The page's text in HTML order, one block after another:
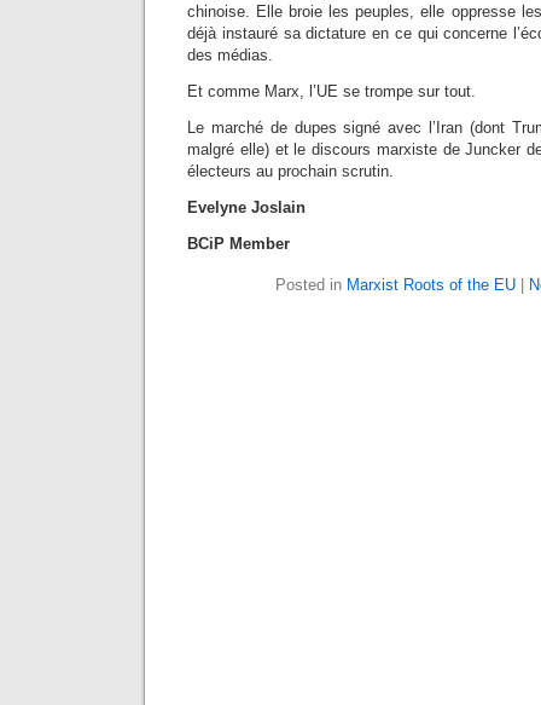
chinoise. Elle broie les peuples, elle oppresse
déjà instauré sa dictature en ce qui concerne
des médias.
Et comme Marx, l’UE se trompe sur tout.
Le marché de dupes signé avec l’Iran (dont
malgré elle) et le discours marxiste de Juncker
électeurs au prochain scrutin.
Evelyne Joslain
BCiP Member
Posted in Marxist Roots of the EU